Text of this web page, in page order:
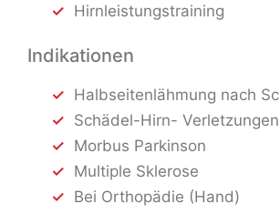
Hirnleistungstraining
Indikationen
Halbseitenlähmung nach
Schädel-Hirn-
Morbus Parkinson
Multiple Sklerose
Bei Orthopädie (Hand)